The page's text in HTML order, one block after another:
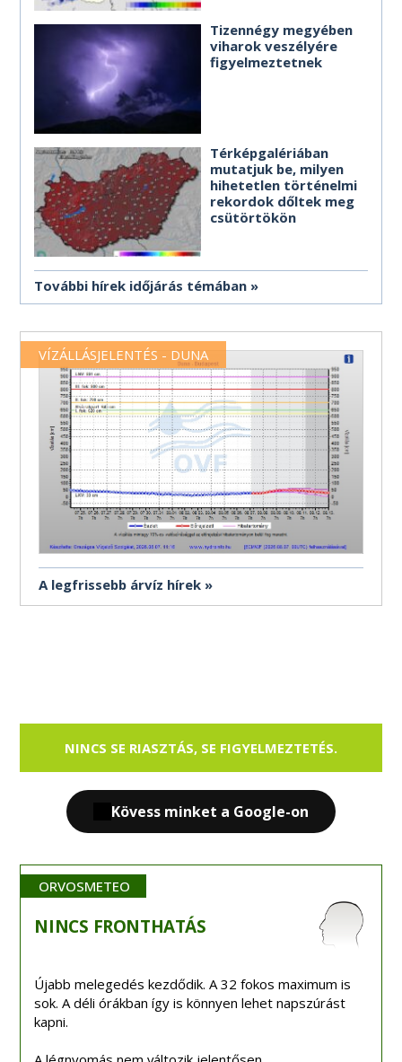
Tizennégy megyében
viharok veszélyére
figyelmeztetnek
Térképgalériában
mutatjuk be, milyen
hihetetlen történelmi
rekordok dőltek meg
csütörtökön
További hírek időjárás témában
VÍZÁLLÁSJELENTÉS - DUNA
A legfrissebb árvíz hírek
NINCS SE RIASZTÁS, SE FIGYELMEZTETÉS.
Kövess minket a Google-on
ORVOSMETEO
NINCS FRONTHATÁS
Újabb melegedés kezdődik. A 32 fokos maximum is
sok. A déli órákban így is könnyen lehet napszúrást
kapni.